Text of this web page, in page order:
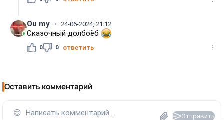
Ou my 24-06-2024, 21:12
Сказочный долбоëб
0 0 ответить
Оставить комментарий
😊 Написать комментарий... Отправить